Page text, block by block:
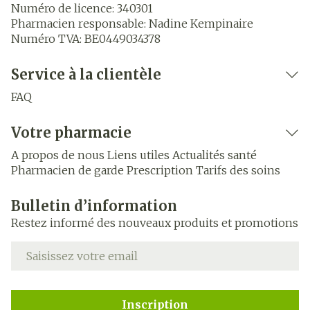
Numéro de licence: 340301
Pharmacien responsable: Nadine Kempinaire
Numéro TVA: BE0449034378
Service à la clientèle
FAQ
Votre pharmacie
A propos de nous Liens utiles Actualités santé
Pharmacien de garde Prescription Tarifs des soins
Bulletin d’information
Restez informé des nouveaux produits et promotions
Inscription